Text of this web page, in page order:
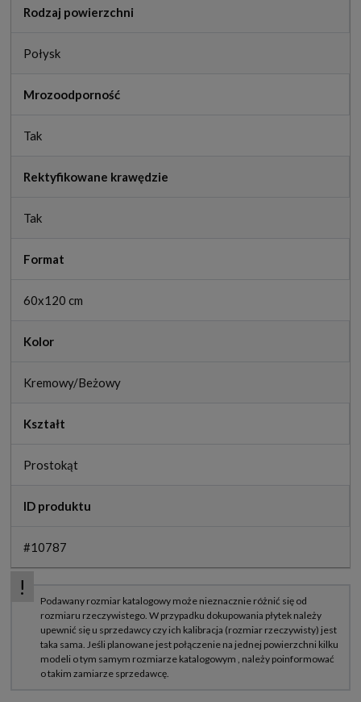
Rodzaj powierzchni
Połysk
Mrozoodporność
Tak
Rektyfikowane krawędzie
Tak
Format
60x120 cm
Kolor
Kremowy/Beżowy
Kształt
Prostokąt
ID produktu
#10787